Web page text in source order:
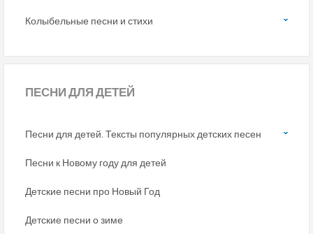
Колыбельные песни и стихи
ПЕСНИДЛЯ ДЕТЕЙ
Песни для детей. Тексты популярных детских песен
Песни к Новому году для детей
Детские песни про Новый Год
Детские песни о зиме